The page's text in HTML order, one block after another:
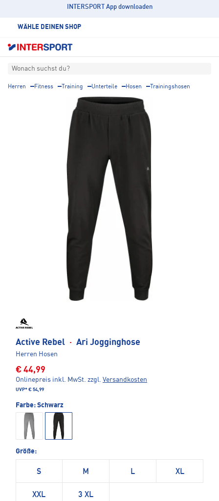
INTERSPORT App downloaden
WÄHLE DEINEN SHOP
Wonach suchst du?
Herren Fitness Training Unterteile Hosen Trainingshosen
Active Rebel · Ari Jogginghose
Herren Hosen
€ 44,99
Onlinepreis inkl. MwSt. zzgl. Versandkosten
UVP* € 54,99
Farbe: Schwarz
Größe:
S M L XL
XXL 3 XL